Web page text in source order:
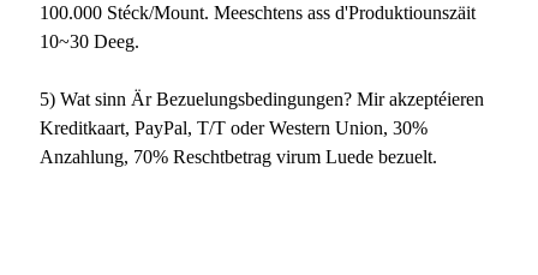
100.000 Stéck/Mount. Meeschtens ass d'Produktiounszäit
10~30 Deeg.
5) Wat sinn Är Bezuelungsbedingungen? Mir akzeptéieren
Kreditkaart, PayPal, T/T oder Western Union, 30%
Anzahlung, 70% Reschtbetrag virum Luede bezuelt.